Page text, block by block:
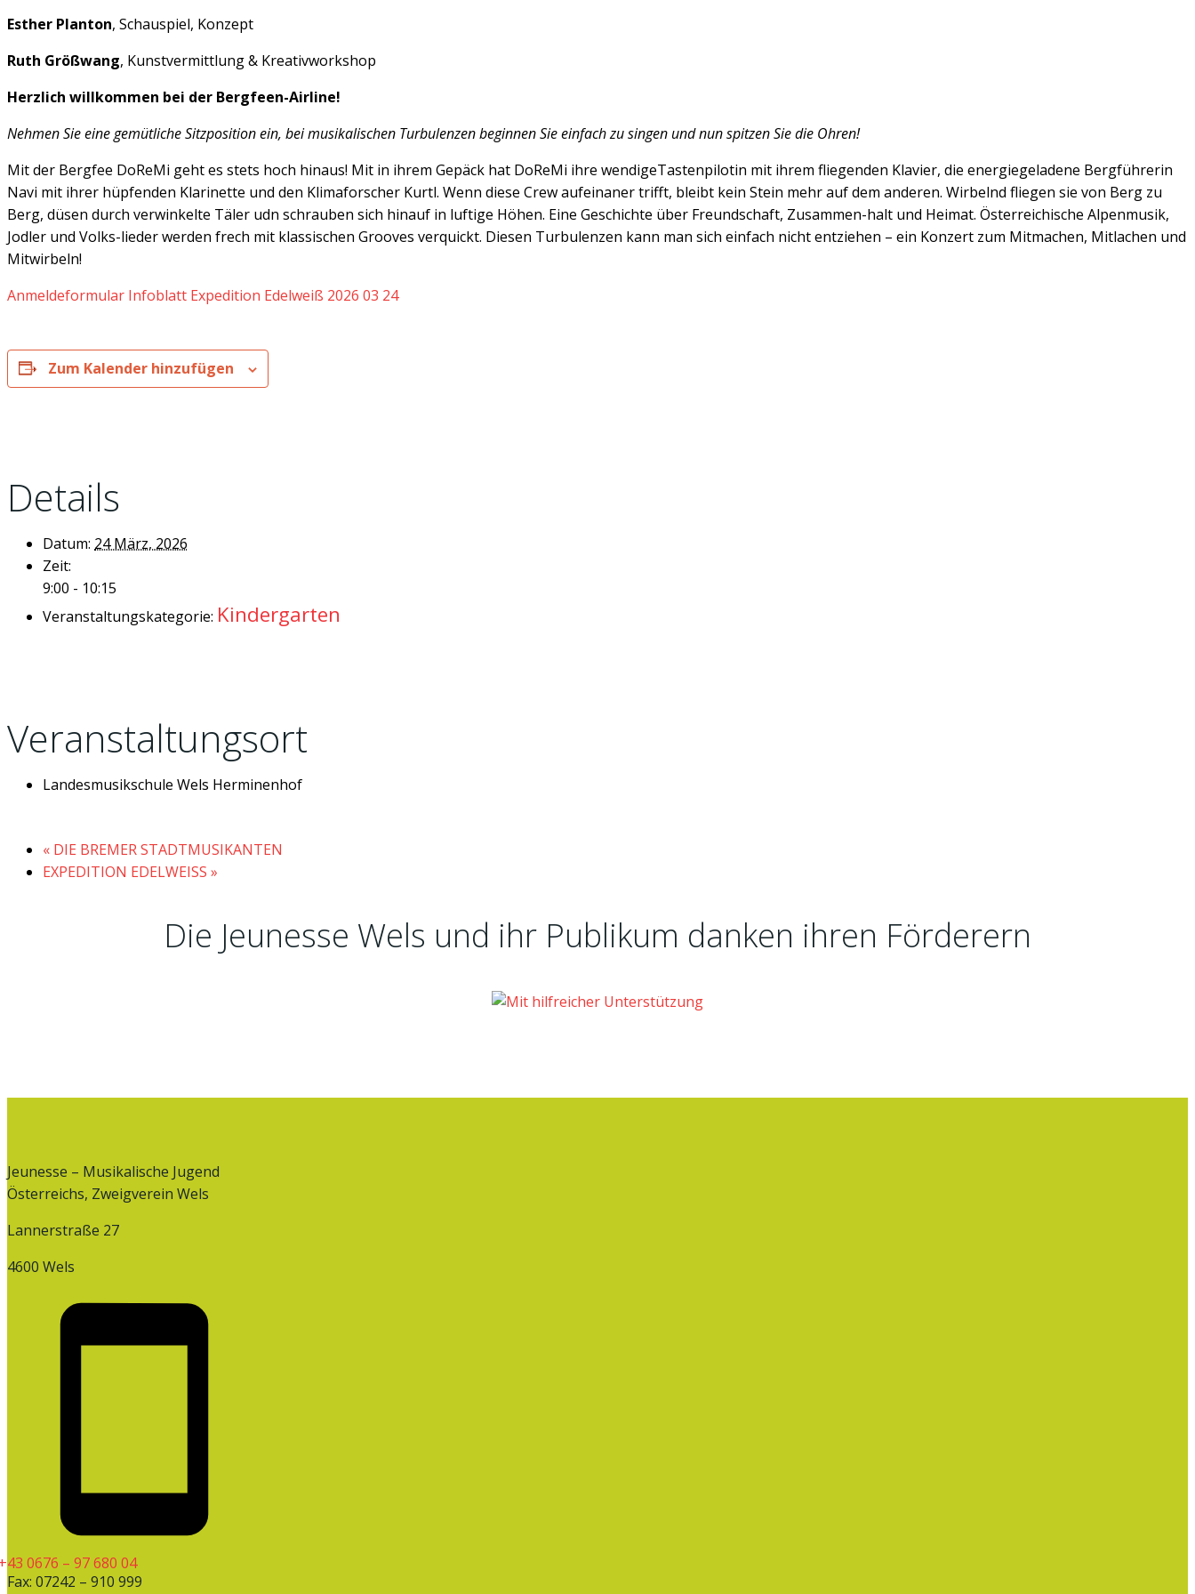
Esther Planton, Schauspiel, Konzept
Ruth Größwang, Kunstvermittlung & Kreativworkshop
Herzlich willkommen bei der Bergfeen-Airline!
Nehmen Sie eine gemütliche Sitzposition ein, bei musikalischen Turbulenzen beginnen Sie einfach zu singen und nun spitzen Sie die Ohren!
Mit der Bergfee DoReMi geht es stets hoch hinaus! Mit in ihrem Gepäck hat DoReMi ihre wendigeTastenpilotin mit ihrem fliegenden Klavier, die energiegeladene Bergführerin
Navi mit ihrer hüpfenden Klarinette und den Klimaforscher Kurtl. Wenn diese Crew aufeinaner trifft, bleibt kein Stein mehr auf dem anderen. Wirbelnd fliegen sie von Berg zu
Berg, düsen durch verwinkelte Täler udn schrauben sich hinauf in luftige Höhen. Eine Geschichte über Freundschaft, Zusammen-halt und Heimat. Österreichische Alpenmusik,
Jodler und Volks-lieder werden frech mit klassischen Grooves verquickt. Diesen Turbulenzen kann man sich einfach nicht entziehen – ein Konzert zum Mitmachen, Mitlachen und
Mitwirbeln!
Anmeldeformular Infoblatt Expedition Edelweiß 2026 03 24
Zum Kalender hinzufügen
Details
Datum: 24 März, 2026
Zeit:
9:00 - 10:15
Veranstaltungskategorie: Kindergarten
Veranstaltungsort
Landesmusikschule Wels Herminenhof
« DIE BREMER STADTMUSIKANTEN
EXPEDITION EDELWEISS »
Die Jeunesse Wels und ihr Publikum danken ihren Förderern
Jeunesse – Musikalische Jugend
Österreichs, Zweigverein Wels
Lannerstraße 27
4600 Wels
0676 – 97 680 04
Fax: 07242 – 910 999